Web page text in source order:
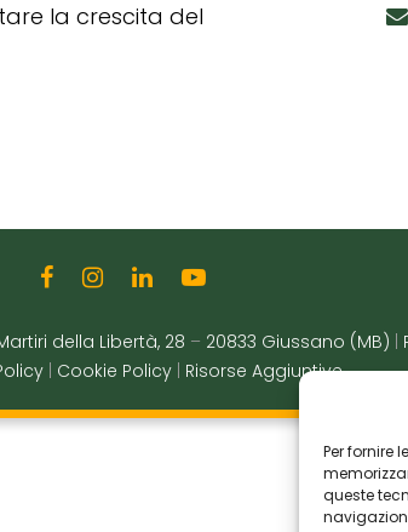
Per fornire
queste
la crescita del
della Libertà, 28 – 20833 Giussano (MB)
Cookie Policy Risorse Aggiuntive